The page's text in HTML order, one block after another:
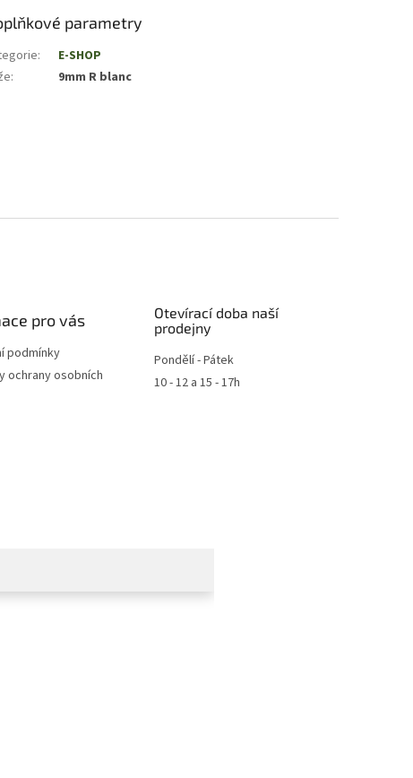
parametry
:
E-SHOP
: 9mm R blanc
pro vás
podmínky
ochrany osobních
Otevírací doba naší
prodejny
Pondělí - Pátek
10 - 12 a 15 - 17h